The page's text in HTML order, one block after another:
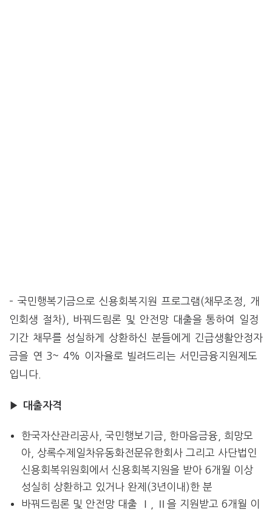
– 국민행복기금으로 신용회복지원 프로그램(채무조정, 개
인회생 절차), 바꿔드림론 및 안전망 대출을 통하여 일정
기간 채무를 성실하게 상환하신 분들에게 긴급생활안정자
금을 연 3~ 4% 이자율로 빌려드리는 서민금융지원제도
입니다.
▶ 대출자격
한국자산관리공사, 국민행보기금, 한마음금융, 희망모
아, 상록수제일차유동화전문유한회사 그리고 사단법인
신용회복위원회에서 신용회복지원을 받아 6개월 이상
성실히 상환하고 있거나 완제(3년이내)한 분
바꿔드림론 및 안전망 대출 Ⅰ, Ⅱ을 지원받고 6개월 이